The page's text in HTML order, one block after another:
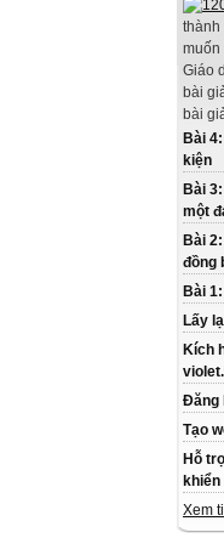
thành
muốn
Giáo
bài
bài
Bài
kiện
Bài
một
Bài
đồng
Bài
Lấy
Kích
Đăng
Tạo
Hỗ
Xem